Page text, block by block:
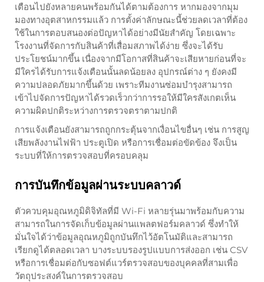
เตือนไปยังหลายคนพร้อมกันได้ตามต้องการ หากมองจากมุม
มองทางอุตสาหกรรมแล้ว การตั้งค่าลักษณะนี้ช่วยลดเวลาที่ต้อง
ใช้ในการตอบสนองต่อปัญหาได้อย่างมีนัยสำคัญ โดยเฉพาะ
โรงงานที่จัดการกับสินค้าที่เสื่อมสภาพได้ง่าย ซึ่งจะได้รับ
ประโยชน์มากขึ้น เนื่องจากมีโอกาสที่สินค้าจะเสียหายก่อนที่จะ
มีใครได้รับการแจ้งเตือนนั้นลดน้อยลง อุปกรณ์ต่าง ๆ ยังคงมี
ความปลอดภัยมากขึ้นด้วย เพราะทีมงานซ่อมบำรุงสามารถ
เข้าไปจัดการปัญหาได้รวดเร็วกว่าการรอให้มีใครสังเกตเห็น
ความผิดปกติระหว่างการตรวจตราตามปกติ
การแจ้งเตือนยังสามารถถูกกระตุ้นจากเงื่อนไขอื่นๆ เช่น การสูญ
เสียพลังงานไฟฟ้า ประตูเปิด หรือการเชื่อมต่อขัดข้อง จึงเป็น
ระบบที่ให้การตรวจสอบที่ครอบคลุม
การบันทึกข้อมูลผ่านระบบคลาวด์
ตัวควบคุมอุณหภูมิดิจิทัลที่มี Wi-Fi หลายรุ่นมาพร้อมกับความ
สามารถในการจัดเก็บข้อมูลผ่านแพลตฟอร์มคลาวด์ ซึ่งทำให้
มั่นใจได้ว่าข้อมูลอุณหภูมิถูกบันทึกไว้อัตโนมัติและสามารถ
เรียกดูได้ตลอดเวลา บางระบบรองรูปแบบการส่งออก เช่น CSV
หรือการเชื่อมต่อกับซอฟต์แวร์ตรวจสอบของบุคคลที่สามเพื่อ
วัตถุประสงค์ในการตรวจสอบ